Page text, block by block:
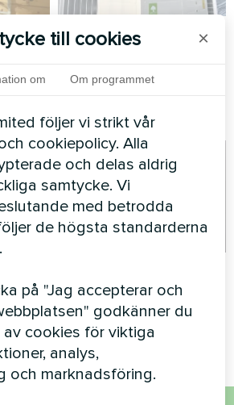
MHS-
Administrativ
Home
Splitvärmepump Mycond
Hevi-serien
till cookies ×
om Om programmet
följer vi strikt vår
cookiepolicy. Alla
och delas aldrig
samtycke. Vi
med betrodda
de högsta standarderna
på "Jag accepterar och
godkänner du
cookies för viktiga
analys,
och marknadsföring.